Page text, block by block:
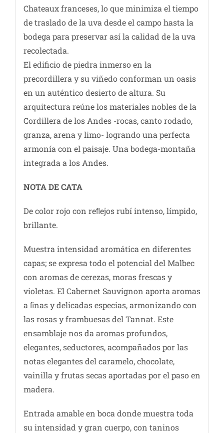
Chateaux franceses, lo que minimiza el tiempo
de traslado de la uva desde el campo hasta la
bodega para preservar así la calidad de la uva
recolectada.
El edificio de piedra inmerso en la
precordillera y su viñedo conforman un oasis
en un auténtico desierto de altura. Su
arquitectura reúne los materiales nobles de la
Cordillera de los Andes -rocas, canto rodado,
granza, arena y limo- logrando una perfecta
armonía con el paisaje. Una bodega-montaña
integrada a los Andes.
NOTA DE CATA
De color rojo con reﬂejos rubí intenso, límpido,
brillante.
Muestra intensidad aromática en diferentes
capas; se expresa todo el potencial del Malbec
con aromas de cerezas, moras frescas y
violetas. El Cabernet Sauvignon aporta aromas
a ﬁnas y delicadas especias, armonizando con
las rosas y frambuesas del Tannat. Este
ensamblaje nos da aromas profundos,
elegantes, seductores, acompañados por las
notas elegantes del caramelo, chocolate,
vainilla y frutas secas aportadas por el paso en
madera.
Entrada amable en boca donde muestra toda
su intensidad y gran cuerpo, con taninos